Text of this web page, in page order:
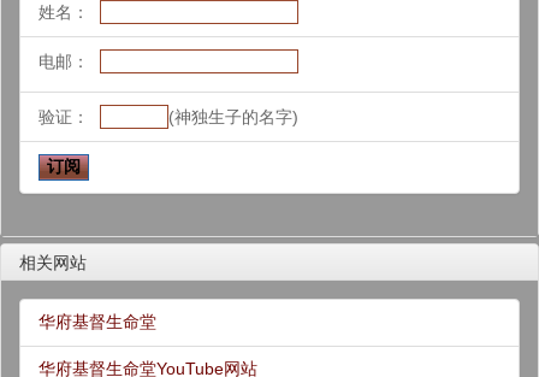
姓名：
电邮：
验证： (神独生子的名字)
相关网站
华府基督生命堂
华府基督生命堂YouTube网站